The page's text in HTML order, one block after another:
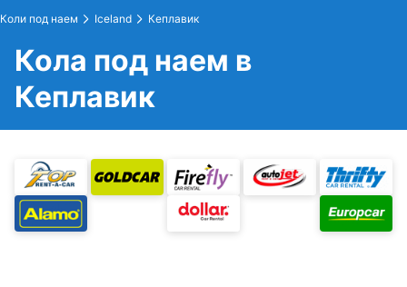
Коли под наем Iceland Кеплавик
Кола под наем в
Кеплавик